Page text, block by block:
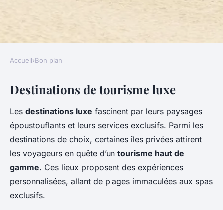
BON PLAN
Une expérience de tourisme
luxe avec des offres spéciales
Esteban•12 mars 2025•5 min de lecture
Accueil›Bon plan
Destinations de tourisme luxe
Les destinations luxe fascinent par leurs paysages
époustouflants et leurs services exclusifs. Parmi les
destinations de choix, certaines îles privées attirent
les voyageurs en quête d’un tourisme haut de
gamme. Ces lieux proposent des expériences
personnalisées, allant de plages immaculées aux spas
exclusifs.